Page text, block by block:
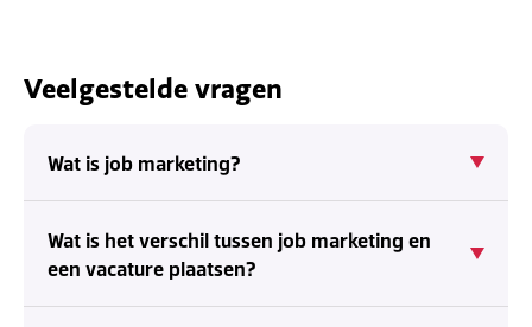
Veelgestelde vragen
Wat is job marketing?
Wat is het verschil tussen job marketing en
een vacature plaatsen?